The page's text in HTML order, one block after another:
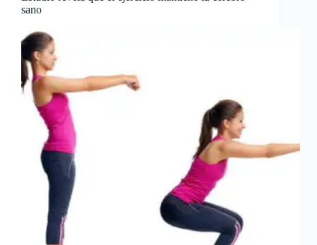
sano